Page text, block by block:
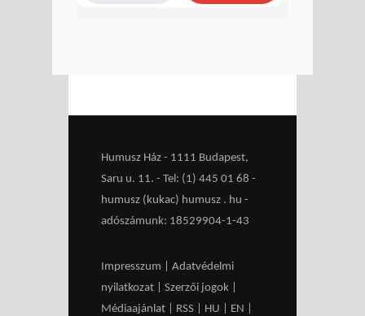
Humusz Ház - 1111 Budapest,
Saru u. 11. - Tel: (1) 445 01 68 -
humusz (kukac) humusz . hu -
adószámunk: 18529904-1-43
Impresszum
Adatvédelmi
nyilatkozat
Szerzői jogok
Médiaajánlat
RSS HU EN